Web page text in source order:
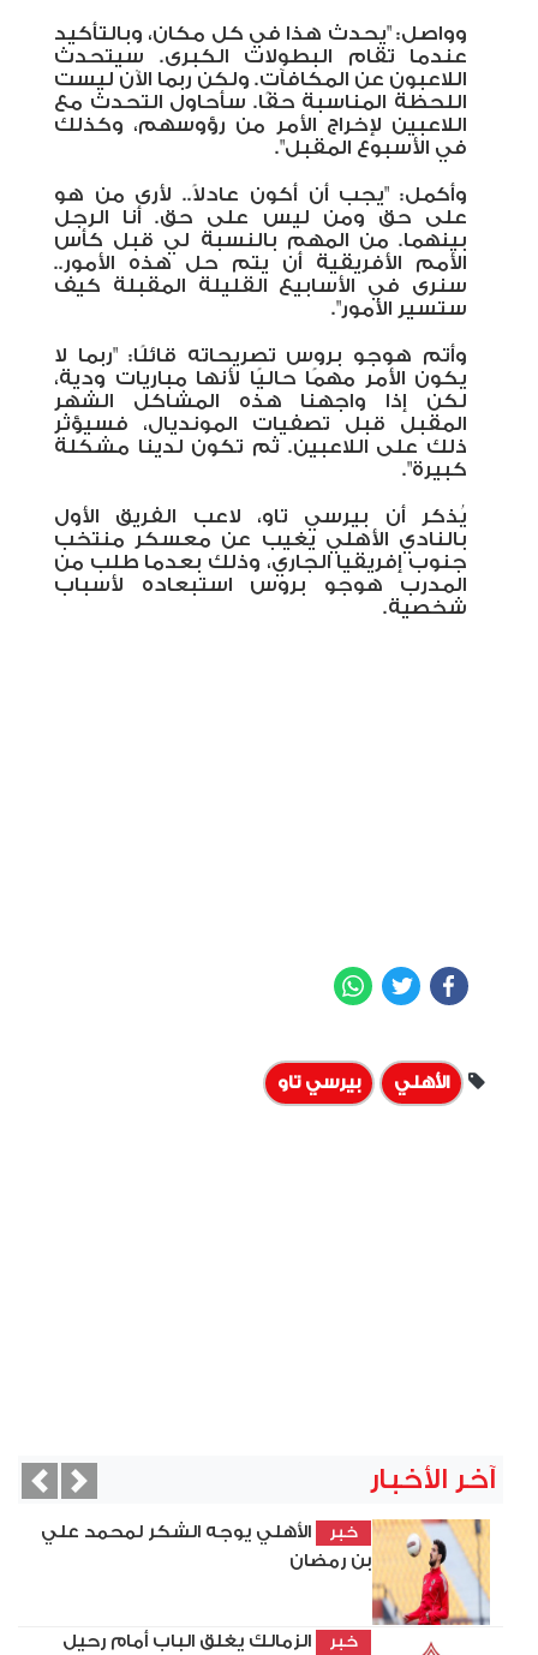
وواصل: "يحدث هذا في كل مكان، وبالتأكيد
عندما تقام البطولات الكبرى. سيتحدث
اللاعبون عن المكافآت. ولكن ربما الآن ليست
اللحظة المناسبة حقًا. سأحاول التحدث مع
اللاعبين لإخراج الأمر من رؤوسهم، وكذلك
في الأسبوع المقبل".
وأكمل: "يجب أن أكون عادلاً.. لأرى من هو
على حق ومن ليس على حق. أنا الرجل
بينهما. من المهم بالنسبة لي قبل كأس
الأمم الأفريقية أن يتم حل هذه الأمور..
سنرى في الأسابيع القليلة المقبلة كيف
ستسير الأمور".
وأتم هوجو بروس تصريحاته قائلًا: "ربما لا
يكون الأمر مهمًا حاليًا لأنها مباريات ودية،
لكن إذا واجهنا هذه المشاكل الشهر
المقبل قبل تصفيات المونديال، فسيؤثر
ذلك على اللاعبين. ثم تكون لدينا مشكلة
كبيرة".
يُذكر أن بيرسي تاو، لاعب الفريق الأول
بالنادي الأهلي يغيب عن معسكر منتخب
جنوب إفريقيا الجاري، وذلك بعدما طلب من
المدرب هوجو بروس استبعاده لأسباب
شخصية.
Facebook
Twitter
الأهلي بيرسي تاو
آخر الأخبار
خبر
الأهلي يوجه الشكر لمحمد علي
بن رمضان
خبر الزمالك يغلق الباب أمام رحيل
Next